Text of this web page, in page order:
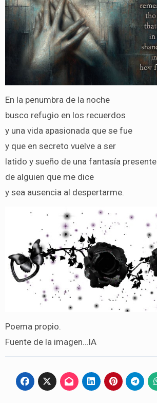
En la penumbra de la noche
busco refugio en los recuerdos
y una vida apasionada que se fue
y que en secreto vuelve a ser
latido y sueño de una fantasía presente
de alguien que me dice
y sea ausencia al despertarme.
Poema propio.
Fuente de la imagen…IA